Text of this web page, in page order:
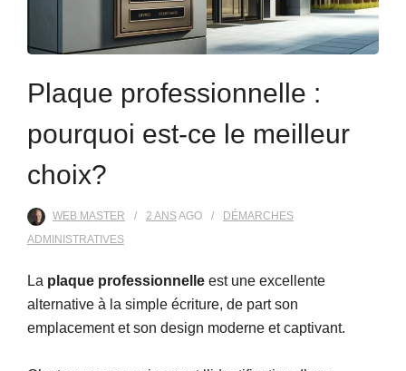
Plaque professionnelle :
pourquoi est-ce le meilleur
choix?
WEB MASTER 2 ANSAGO
DÉMARCHES
ADMINISTRATIVES
La plaque professionnelle est une excellente
alternative à la simple écriture, de part son
emplacement et son design moderne et captivant.